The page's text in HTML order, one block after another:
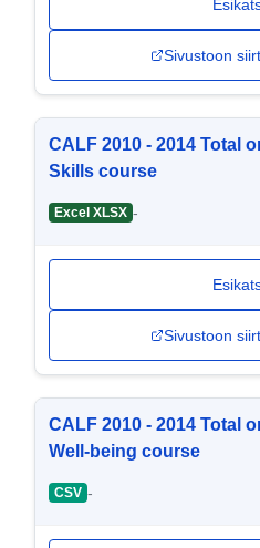
Sivustoon
CALF 2010 - 2014 Total
Skills course
Excel XLSX -
Sivustoon
CALF 2010 - 2014 Total
Well-being course
CSV -